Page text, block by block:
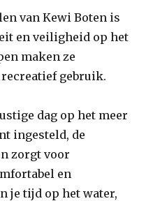
van Kewi Boten is
en veiligheid op het
maken ze
gebruik.
dag op het meer
ingesteld, de
zorgt voor
en
je tijd op het water,